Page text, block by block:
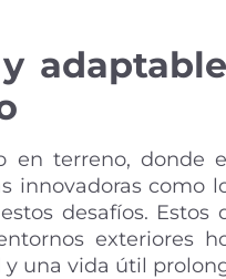
en terreno, donde
como
desafíos. Estos
exteriores
una vida útil